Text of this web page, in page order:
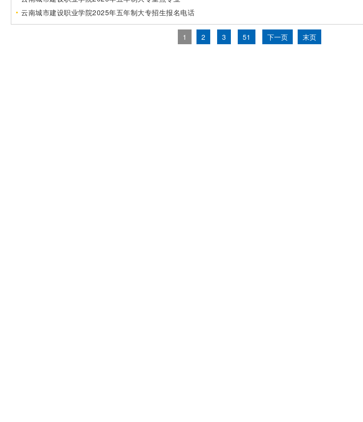
云南城市建设职业学院2025年五年制大专招生报名电话
1 2 3 51 下一页 末页